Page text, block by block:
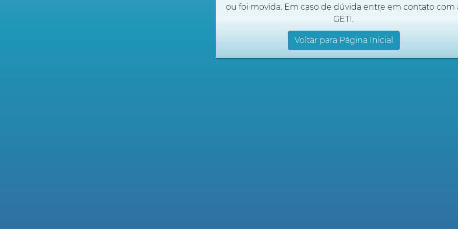
ou foi movida. Em caso de dúvida entre em contato com
GETI.
Voltar para Página Inicial